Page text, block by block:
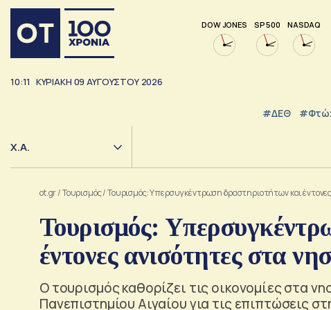
DOW JONES SP 500 NASDAQ
10:11 ΚΥΡΙΑΚΗ 09 ΑΥΓΟΥΣΤΟΥ 2026
#ΔΕΘ
Χ.Α.
ot.gr/Τουρισμός/Τουρισμός: Υπερσυγκέντρωση δραστηριοτήτων και
Τουρισμός:
έντονες ανισότητες στα
Ο τουρισμός καθορίζει τις οικονομίες στα
Πανεπιστημίου Αιγαίου για τις επιπτώσεις